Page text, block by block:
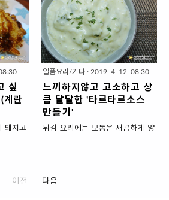
지튀김'
재료 :
컵, 가
막, 식
는 시간이 더 많은 아이들을 위한 반
찬으로 좋은 두부요리 되겠습니다.
단짠+고소+바삭+쫀득+부들한 '간
장..
전에 시
배추를
요리를
볶음인
백종원
라해
념해서
겠습
맛있게
료 준비
기름이
단맛이 진한 채소 고구마, 당근, 양
파등을 얇게 채썰어서 바삭하게 튀
기는데요. 단맛에 짭조름한 반죽의
맛~ 튀김 옷의 고소하고 바삭한 식
감 이것만으로도 아주 맛있는 튀김
입니다. 그런데 간혹 튀김 옷이 두꺼
데요. 그만큼 기름을 흡수해서 느끼
합니다. 튀김 옷을 얇게 입혀 바삭하
고 재료의 단맛이 충분히 느껴지게
만들어보겠습니다. 튀김 옷이 얇아
1/2개, 당근(지름3cm) 4cm 한토
싶
계란
돼지고
입니다.
일품요리/기타 · 2019. 4. 12. 08:30
느끼하지않고 고소하고 상
큼 달달한 '타르타르소스
만들기'
튀김 요리에는 보통은 새콤하게 양
씬 더 맛있답니다. 생선까스위에 올
이전 다음